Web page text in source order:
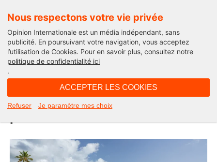
Nous respectons votre vie privée
Opinion Internationale est un média indépendant, sans
publicité. En poursuivant votre navigation, vous acceptez
l’utilisation de Cookies. Pour en savoir plus, consultez notre
politique de confidentialité ici
.
ACCEPTER LES COOKIES
Refuser Je paramètre mes choix
Opinion Outre-Mer
Sargasses : du fléau à l’or brun, le